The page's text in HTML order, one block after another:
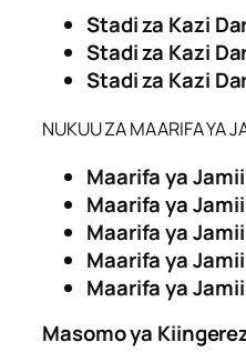
Stadi za Kazi
Stadi za Kazi
Stadi za Kazi
NUKUU ZA MAARIFA YA
Maarifa ya
Maarifa ya
Maarifa ya
Maarifa ya
Maarifa ya
Masomo ya